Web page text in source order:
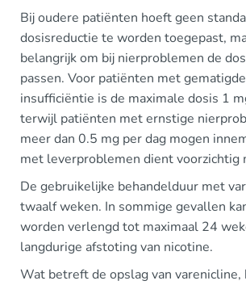
Bij oudere patiënten hoeft geen
dosisreductie te worden toegepast,
belangrijk om bij nierproblemen de
passen. Voor patiënten met
insufficiëntie is de maximale dosis 1
terwijl patiënten met ernstige
meer dan 0.5 mg per dag mogen
met leverproblemen dient voorzichtig
De gebruikelijke behandelduur met
twaalf weken. In sommige gevallen
worden verlengd tot maximaal 24
langdurige afstoting van nicotine.
Wat betreft de opslag van